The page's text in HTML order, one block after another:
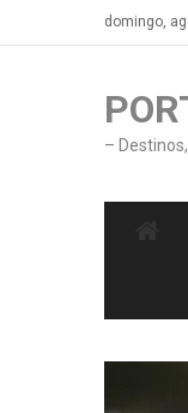
to
domingo,
–